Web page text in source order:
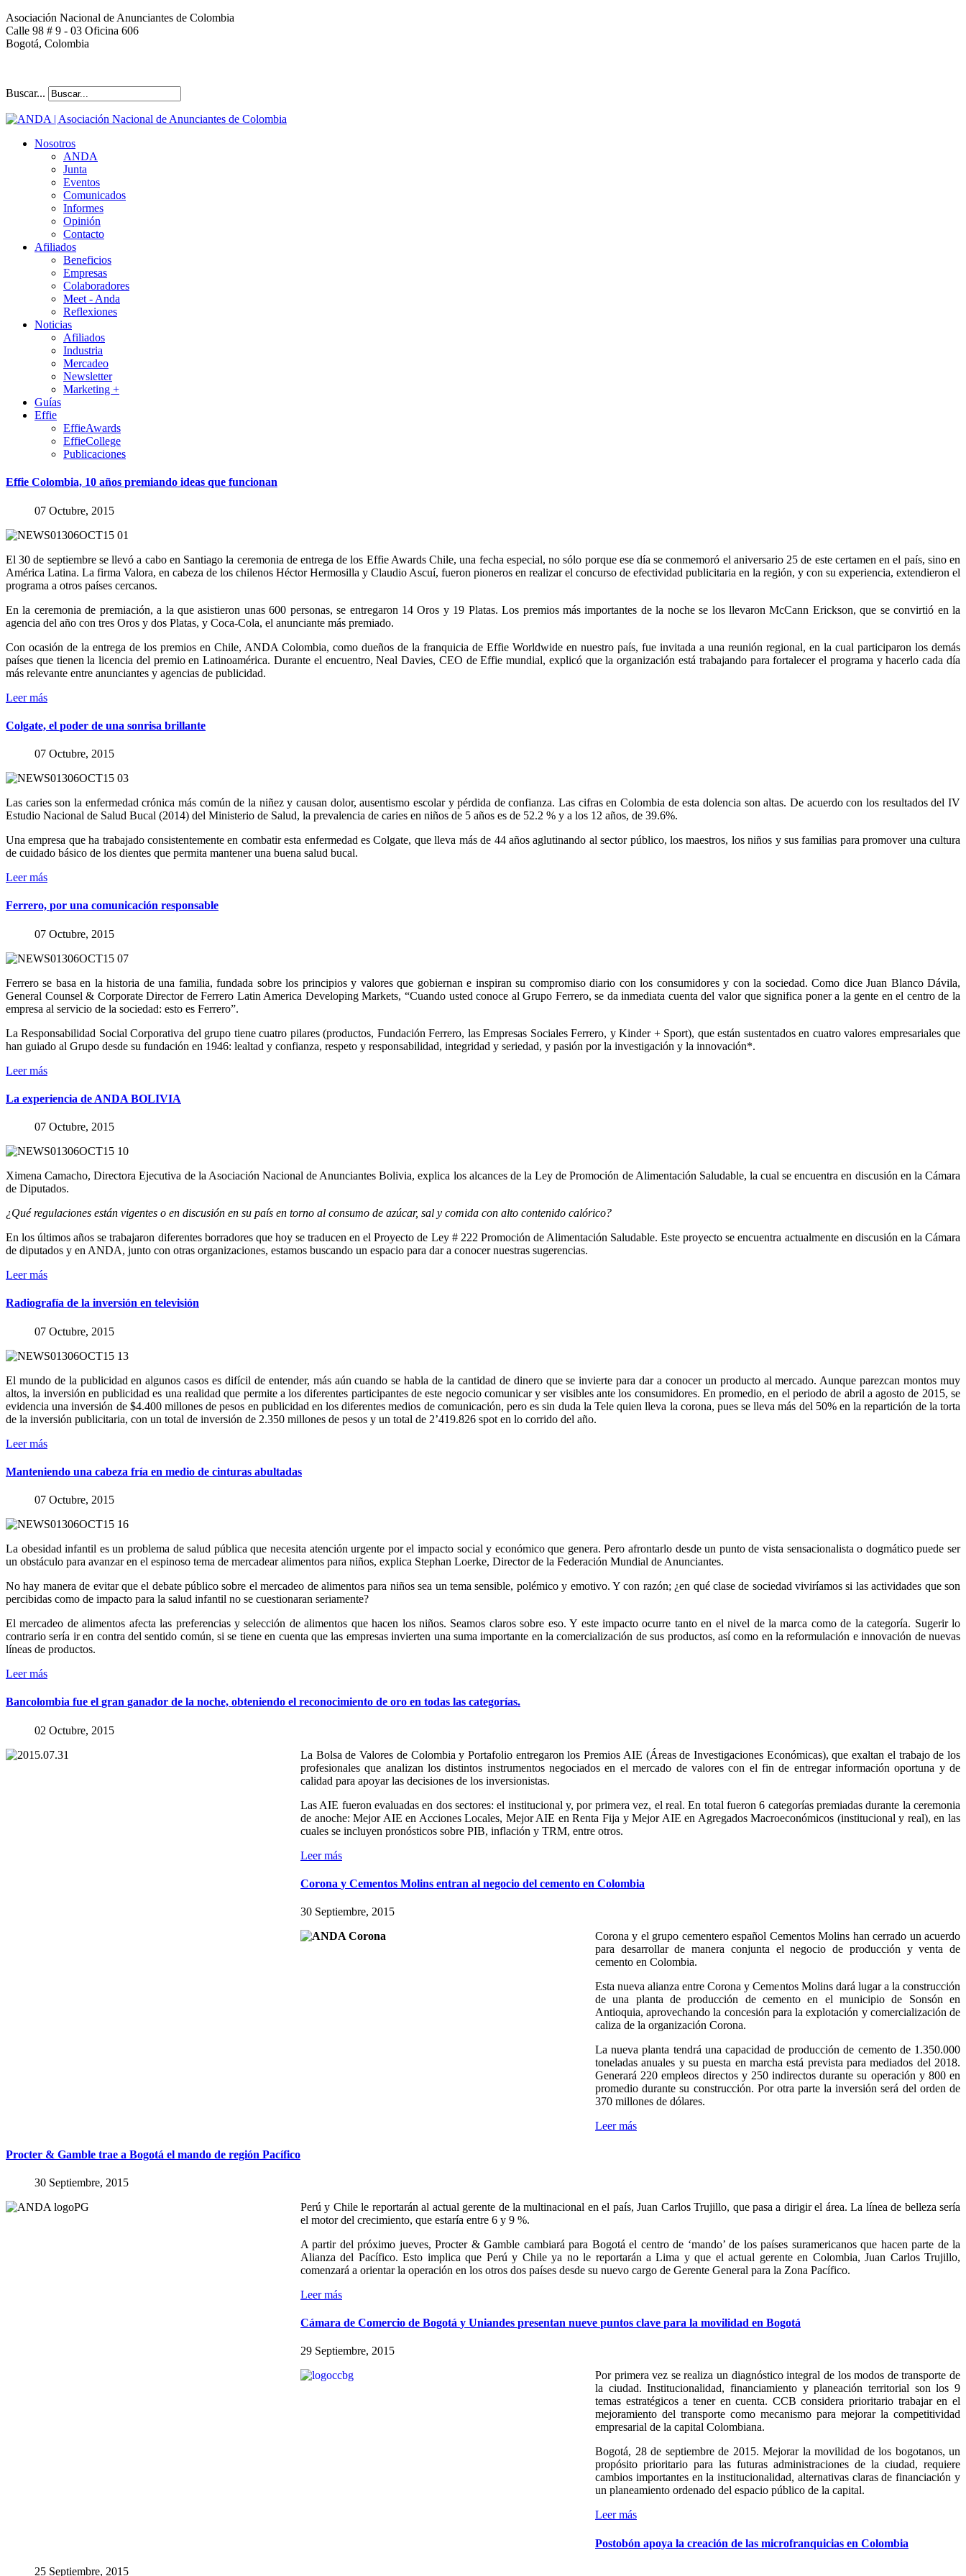
Asociación Nacional de Anunciantes de Colombia
Calle 98 # 9 - 03 Oficina 606
Bogotá, Colombia
Buscar...
Nosotros
ANDA
Junta
Eventos
Comunicados
Informes
Opinión
Contacto
Afiliados
Beneficios
Empresas
Colaboradores
Meet - Anda
Reflexiones
Noticias
Afiliados
Industria
Mercadeo
Newsletter
Marketing +
Guías
Effie
EffieAwards
EffieCollege
Publicaciones
Effie Colombia, 10 años premiando ideas que funcionan
07 Octubre, 2015
El 30 de septiembre se llevó a cabo en Santiago la ceremonia de entrega de los Effie Awards Chile, una fecha especial, no sólo porque ese día se conmemoró el aniversario 25 de este certamen en el país, sino en
América Latina. La firma Valora, en cabeza de los chilenos Héctor Hermosilla y Claudio Ascuí, fueron pioneros en realizar el concurso de efectividad publicitaria en la región, y con su experiencia, extendieron el
programa a otros países cercanos.
En la ceremonia de premiación, a la que asistieron unas 600 personas, se entregaron 14 Oros y 19 Platas. Los premios más importantes de la noche se los llevaron McCann Erickson, que se convirtió en la
agencia del año con tres Oros y dos Platas, y Coca-Cola, el anunciante más premiado.
Con ocasión de la entrega de los premios en Chile, ANDA Colombia, como dueños de la franquicia de Effie Worldwide en nuestro país, fue invitada a una reunión regional, en la cual participaron los demás
países que tienen la licencia del premio en Latinoamérica. Durante el encuentro, Neal Davies, CEO de Effie mundial, explicó que la organización está trabajando para fortalecer el programa y hacerlo cada día
más relevante entre anunciantes y agencias de publicidad.
Leer más
Colgate, el poder de una sonrisa brillante
07 Octubre, 2015
Las caries son la enfermedad crónica más común de la niñez y causan dolor, ausentismo escolar y pérdida de confianza. Las cifras en Colombia de esta dolencia son altas. De acuerdo con los resultados del IV
Estudio Nacional de Salud Bucal (2014) del Ministerio de Salud, la prevalencia de caries en niños de 5 años es de 52.2 % y a los 12 años, de 39.6%.
Una empresa que ha trabajado consistentemente en combatir esta enfermedad es Colgate, que lleva más de 44 años aglutinando al sector público, los maestros, los niños y sus familias para promover una cultura
de cuidado básico de los dientes que permita mantener una buena salud bucal.
Leer más
Ferrero, por una comunicación responsable
07 Octubre, 2015
Ferrero se basa en la historia de una familia, fundada sobre los principios y valores que gobiernan e inspiran su compromiso diario con los consumidores y con la sociedad. Como dice Juan Blanco Dávila,
General Counsel & Corporate Director de Ferrero Latin America Developing Markets, “Cuando usted conoce al Grupo Ferrero, se da inmediata cuenta del valor que significa poner a la gente en el centro de la
empresa al servicio de la sociedad: esto es Ferrero”.
La Responsabilidad Social Corporativa del grupo tiene cuatro pilares (productos, Fundación Ferrero, las Empresas Sociales Ferrero, y Kinder + Sport), que están sustentados en cuatro valores empresariales que
han guiado al Grupo desde su fundación en 1946: lealtad y confianza, respeto y responsabilidad, integridad y seriedad, y pasión por la investigación y la innovación*.
Leer más
La experiencia de ANDA BOLIVIA
07 Octubre, 2015
Ximena Camacho, Directora Ejecutiva de la Asociación Nacional de Anunciantes Bolivia, explica los alcances de la Ley de Promoción de Alimentación Saludable, la cual se encuentra en discusión en la Cámara
de Diputados.
¿Qué regulaciones están vigentes o en discusión en su país en torno al consumo de azúcar, sal y comida con alto contenido calórico?
En los últimos años se trabajaron diferentes borradores que hoy se traducen en el Proyecto de Ley # 222 Promoción de Alimentación Saludable. Este proyecto se encuentra actualmente en discusión en la Cámara
de diputados y en ANDA, junto con otras organizaciones, estamos buscando un espacio para dar a conocer nuestras sugerencias.
Leer más
Radiografía de la inversión en televisión
07 Octubre, 2015
El mundo de la publicidad en algunos casos es difícil de entender, más aún cuando se habla de la cantidad de dinero que se invierte para dar a conocer un producto al mercado. Aunque parezcan montos muy
altos, la inversión en publicidad es una realidad que permite a los diferentes participantes de este negocio comunicar y ser visibles ante los consumidores. En promedio, en el periodo de abril a agosto de 2015, se
evidencia una inversión de $4.400 millones de pesos en publicidad en los diferentes medios de comunicación, pero es sin duda la Tele quien lleva la corona, pues se lleva más del 50% en la repartición de la torta
de la inversión publicitaria, con un total de inversión de 2.350 millones de pesos y un total de 2’419.826 spot en lo corrido del año.
Leer más
Manteniendo una cabeza fría en medio de cinturas abultadas
07 Octubre, 2015
La obesidad infantil es un problema de salud pública que necesita atención urgente por el impacto social y económico que genera. Pero afrontarlo desde un punto de vista sensacionalista o dogmático puede ser
un obstáculo para avanzar en el espinoso tema de mercadear alimentos para niños, explica Stephan Loerke, Director de la Federación Mundial de Anunciantes.
No hay manera de evitar que el debate público sobre el mercadeo de alimentos para niños sea un tema sensible, polémico y emotivo. Y con razón; ¿en qué clase de sociedad viviríamos si las actividades que son
percibidas como de impacto para la salud infantil no se cuestionaran seriamente?
El mercadeo de alimentos afecta las preferencias y selección de alimentos que hacen los niños. Seamos claros sobre eso. Y este impacto ocurre tanto en el nivel de la marca como de la categoría. Sugerir lo
contrario sería ir en contra del sentido común, si se tiene en cuenta que las empresas invierten una suma importante en la comercialización de sus productos, así como en la reformulación e innovación de nuevas
líneas de productos.
Leer más
Bancolombia fue el gran ganador de la noche, obteniendo el reconocimiento de oro en todas las categorías.
02 Octubre, 2015
La Bolsa de Valores de Colombia y Portafolio entregaron los Premios AIE (Áreas de Investigaciones Económicas), que exaltan el trabajo de los
profesionales que analizan los distintos instrumentos negociados en el mercado de valores con el fin de entregar información oportuna y de
calidad para apoyar las decisiones de los inversionistas.
Las AIE fueron evaluadas en dos sectores: el institucional y, por primera vez, el real. En total fueron 6 categorías premiadas durante la ceremonia
de anoche: Mejor AIE en Acciones Locales, Mejor AIE en Renta Fija y Mejor AIE en Agregados Macroeconómicos (institucional y real), en las
cuales se incluyen pronósticos sobre PIB, inflación y TRM, entre otros.
Leer más
Corona y Cementos Molins entran al negocio del cemento en Colombia
30 Septiembre, 2015
Corona y el grupo cementero español Cementos Molins han cerrado un acuerdo
para desarrollar de manera conjunta el negocio de producción y venta de
cemento en Colombia.
Esta nueva alianza entre Corona y Cementos Molins dará lugar a la construcción
de una planta de producción de cemento en el municipio de Sonsón en
Antioquia, aprovechando la concesión para la explotación y comercialización de
caliza de la organización Corona.
La nueva planta tendrá una capacidad de producción de cemento de 1.350.000
toneladas anuales y su puesta en marcha está prevista para mediados del 2018.
Generará 220 empleos directos y 250 indirectos durante su operación y 800 en
promedio durante su construcción. Por otra parte la inversión será del orden de
370 millones de dólares.
Leer más
Procter & Gamble trae a Bogotá el mando de región Pacífico
30 Septiembre, 2015
Perú y Chile le reportarán al actual gerente de la multinacional en el país, Juan Carlos Trujillo, que pasa a dirigir el área. La línea de belleza sería
el motor del crecimiento, que estaría entre 6 y 9 %.
A partir del próximo jueves, Procter & Gamble cambiará para Bogotá el centro de ‘mando’ de los países suramericanos que hacen parte de la
Alianza del Pacífico. Esto implica que Perú y Chile ya no le reportarán a Lima y que el actual gerente en Colombia, Juan Carlos Trujillo,
comenzará a orientar la operación en los otros dos países desde su nuevo cargo de Gerente General para la Zona Pacífico.
Leer más
Cámara de Comercio de Bogotá y Uniandes presentan nueve puntos clave para la movilidad en Bogotá
29 Septiembre, 2015
Por primera vez se realiza un diagnóstico integral de los modos de transporte de
la ciudad. Institucionalidad, financiamiento y planeación territorial son los 9
temas estratégicos a tener en cuenta. CCB considera prioritario trabajar en el
mejoramiento del transporte como mecanismo para mejorar la competitividad
empresarial de la capital Colombiana.
Bogotá, 28 de septiembre de 2015. Mejorar la movilidad de los bogotanos, un
propósito prioritario para las futuras administraciones de la ciudad, requiere
cambios importantes en la institucionalidad, alternativas claras de financiación y
un planeamiento ordenado del espacio público de la capital.
Leer más
Postobón apoya la creación de las microfranquicias en Colombia
25 Septiembre, 2015